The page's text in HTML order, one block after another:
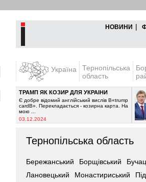
НОВИНИ |
Україна
Тернопільська
область
ТРАМП ЯК КОЗИР ДЛЯ УКРАЇНИ
Є добре відомий англійський вислів В«trump
cardВ». Перекладається - козирна карта. На
мою ...
03.12.2024
Тернопільська область
Бережанський Борщівський
Лановецький
Монастириський